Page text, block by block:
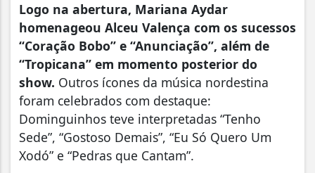
Logo na abertura, Mariana Aydar
homenageou Alceu Valença com os sucessos
“Coração Bobo” e “Anunciação”, além de
“Tropicana” em momento posterior do
show. Outros ícones da música nordestina
foram celebrados com destaque:
Dominguinhos teve interpretadas “Tenho
Sede”, “Gostoso Demais”, “Eu Só Quero Um
Xodó” e “Pedras que Cantam”.